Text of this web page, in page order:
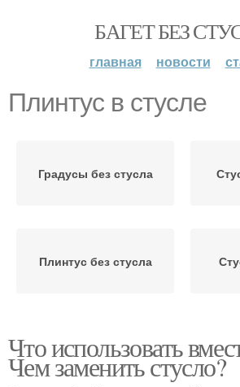
БАГЕТ БЕЗ
главная новости
Плинтус в стусле
Градусы без стусла
Плинтус без стусла
Поворотное стусло
Что использовать
Чем заменить стусло?